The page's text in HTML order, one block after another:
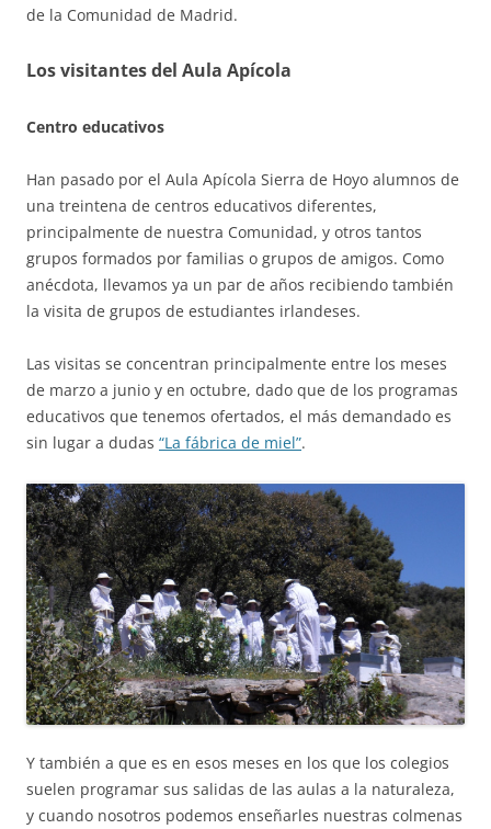
de la Comunidad de Madrid.
Los visitantes del Aula Apícola
Centro educativos
Han pasado por el Aula Apícola Sierra de Hoyo alumnos de
una treintena de centros educativos diferentes,
principalmente de nuestra Comunidad, y otros tantos
grupos formados por familias o grupos de amigos. Como
anécdota, llevamos ya un par de años recibiendo también
la visita de grupos de estudiantes irlandeses.
Las visitas se concentran principalmente entre los meses
de marzo a junio y en octubre, dado que de los programas
educativos que tenemos ofertados, el más demandado es
sin lugar a dudas “La fábrica de miel”.
Y también a que es en esos meses en los que los colegios
suelen programar sus salidas de las aulas a la naturaleza,
y cuando nosotros podemos enseñarles nuestras colmenas